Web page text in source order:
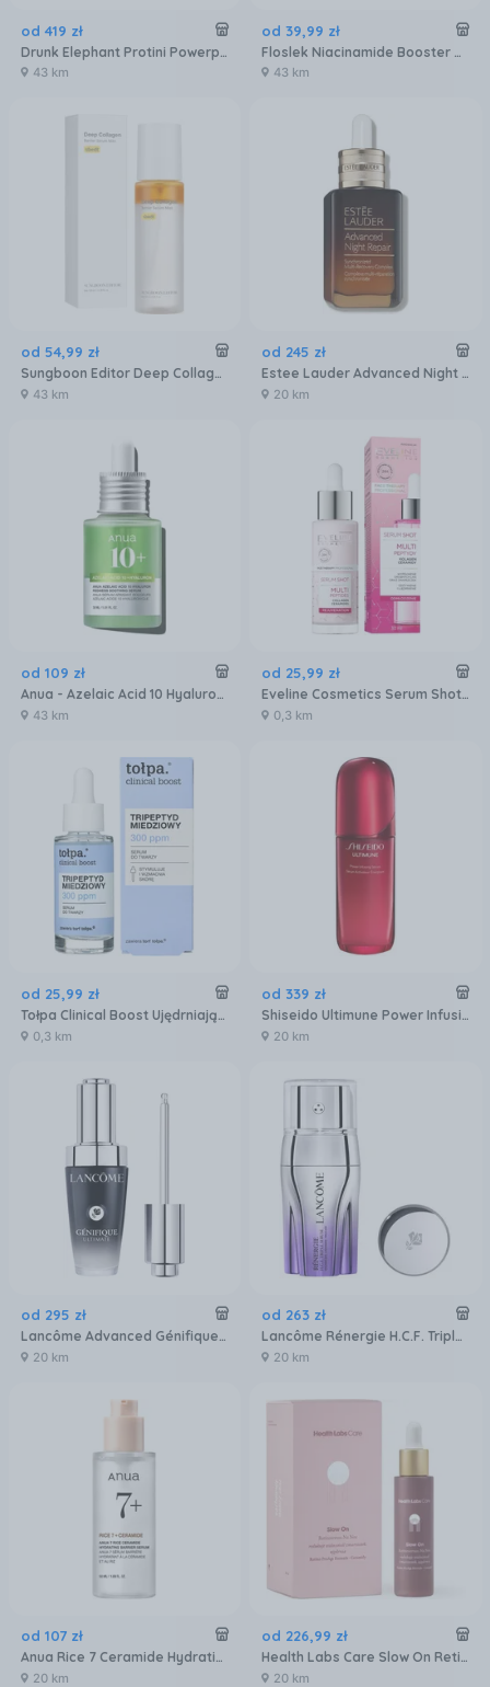
od 419 zł
Drunk Elephant Protini Powerpeptide Super Peptydowe Serum Wygładzające 30 ml
43 km
od 39,99 zł
Floslek Niacinamide Booster Serum Nawilżające 30ml
43 km
od 54,99 zł
Sungboon Editor Deep Collagen Koreańska Mgiełka-Serum Z Peptydami 100ml
43 km
od 245 zł
Estee Lauder Advanced Night Repair Synchronized Multi Recovery Complex Serum Naprawcze 50 ml
20 km
od 109 zł
Anua - Azelaic Acid 10 Hyaluron Redness Soothing Serum Green 30Ml
43 km
od 25,99 zł
Eveline Cosmetics Serum Shot Kuracja Multipeptydy Na Twarz Szyję I Dekolt 30 ml
0,3 km
od 25,99 zł
Tołpa Clinical Boost Ujędrniające Serum Do Twarzy Tripeptyd Miedziowy 30Ml
0,3 km
od 339 zł
Shiseido Ultimune Power Infusing Concentrate 4.0 Serum do twarzy 75ml
20 km
od 295 zł
Lancôme Advanced Génifique Ultimate Refillable Serum Do Twarzy 30ml
20 km
od 263 zł
Lancôme Rénergie H.C.F. Triple Serum Do Twarzy 20ml
20 km
od 107 zł
Anua Rice 7 Ceramide Hydrating Barrier Serum Nawilżające Do Twarzy 50Ml
20 km
od 226,99 zł
Health Labs Care Slow On Retinoserum Na Noc 30 ml
20 km